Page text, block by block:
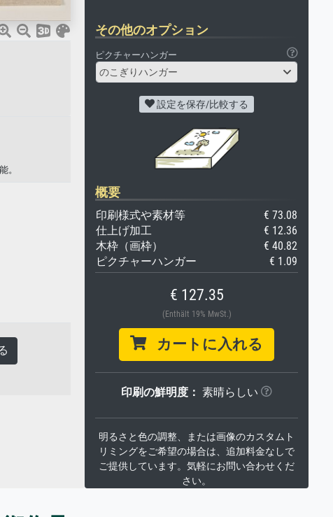
。
その他のオプション
ピクチャーハンガー
のこぎりハンガー
設定を保存/比較する
概要
印刷様式や素材等
€ 73.08
仕上げ加工
€ 12.36
木枠（画枠）
€ 40.82
ピクチャーハンガー
€ 1.09
€ 127.35
(Enthält 19% MwSt.)
カートに入れる
印刷の鮮明度： 素晴らしい
明るさと色の調整、または画像のカスタムト
リミングをご希望の場合は、追加料金なしで
ご提供しています。気軽にお問い合わせくだ
さい。